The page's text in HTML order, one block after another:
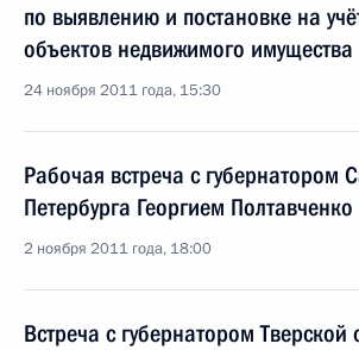
по выявлению и постановке на
объектов недвижимого имущества
24 ноября 2011 года, 15:30
Рабочая встреча с губернатором
Петербурга Георгием Полтавченко
2 ноября 2011 года, 18:00
Встреча с губернатором Тверской